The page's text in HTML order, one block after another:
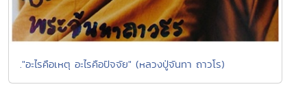
."อะไรคือเหตุ อะไรคือปัจจัย" (หลวงปู่จันทา ถาวโร)